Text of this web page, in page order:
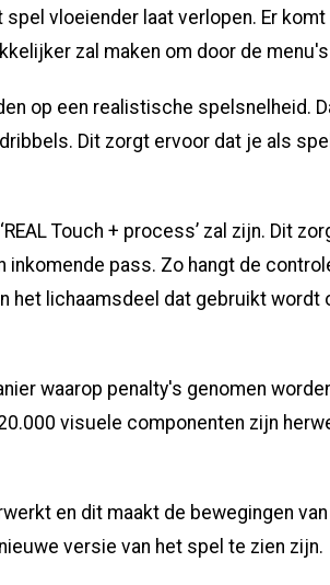
vloeiender laat verlopen. Er
zal maken om door de
op een realistische spelsnelheid.
Dit zorgt ervoor dat je als
Touch + process’ zal zijn. Dit
pass. Zo hangt de
het lichaamsdeel dat gebruikt wordt
waarop penalty's genomen
visuele componenten zijn
en dit maakt de bewegingen
versie van het spel te zien zijn.